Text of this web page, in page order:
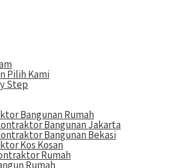
Pilih Kami
Step
Bangunan Rumah
Bangunan Jakarta
Bangunan Bekasi
Kos Kosan
Rumah
Rumah